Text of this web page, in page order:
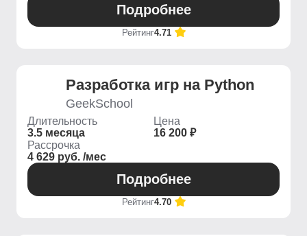
Подробнее
Рейтинг4.71
Разработка игр на Python
GeekSchool
Длительность
3.5 месяца
Цена
16 200 ₽
Рассрочка
4 629 руб. /мес
Подробнее
Рейтинг4.70